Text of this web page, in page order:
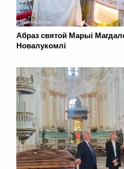
Абраз святой Марыі
Новалукомлі